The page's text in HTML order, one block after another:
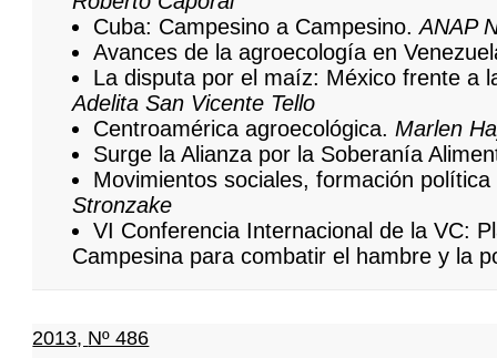
Cuba: Campesino a Campesino.ANAP
Avances de la agroecología en
La disputa por el maíz: México frente a
Adelita San Vicente Tello
Centroamérica agroecológica.Marlen
Surge la Alianza por la Soberanía
Movimientos sociales, formación
Stronzake
VI Conferencia Internacional de la VC:
Campesina para combatir el hambre y la
2013, Nº 486